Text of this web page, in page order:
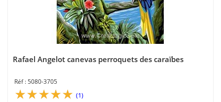
Rafael Angelot canevas perroquets des caraïbes
5080-3705
(1)